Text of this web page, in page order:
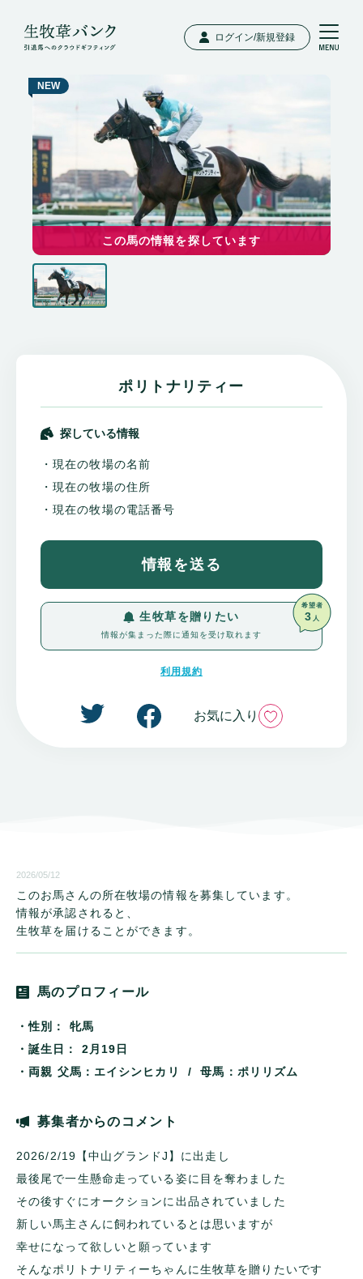
ログイン/新規登録
NEW
この馬の情報を探しています
ポリトナリティー
探している情報
・現在の牧場の名前
・現在の牧場の住所
・現在の牧場の電話番号
情報を送る
生牧草を贈りたい
情報が集まった際に通知を受け取れます
希望者
3 人
利用規約
お気に入り
2026/05/12
このお馬さんの所在牧場の情報を募集しています。
情報が承認されると、
生牧草を届けることができます。
馬のプロフィール
・性別：
牝馬
・誕生日：
2月19日
・両親 父馬：エイシンヒカリ / 母馬：ポリリズム
募集者からのコメント
2026/2/19【中山グランドJ】に出走し
最後尾で一生懸命走っている姿に目を奪わました
その後すぐにオークションに出品されていました
新しい馬主さんに飼われているとは思いますが
幸せになって欲しいと願っています
そんなポリトナリティーちゃんに生牧草を贈りたいです